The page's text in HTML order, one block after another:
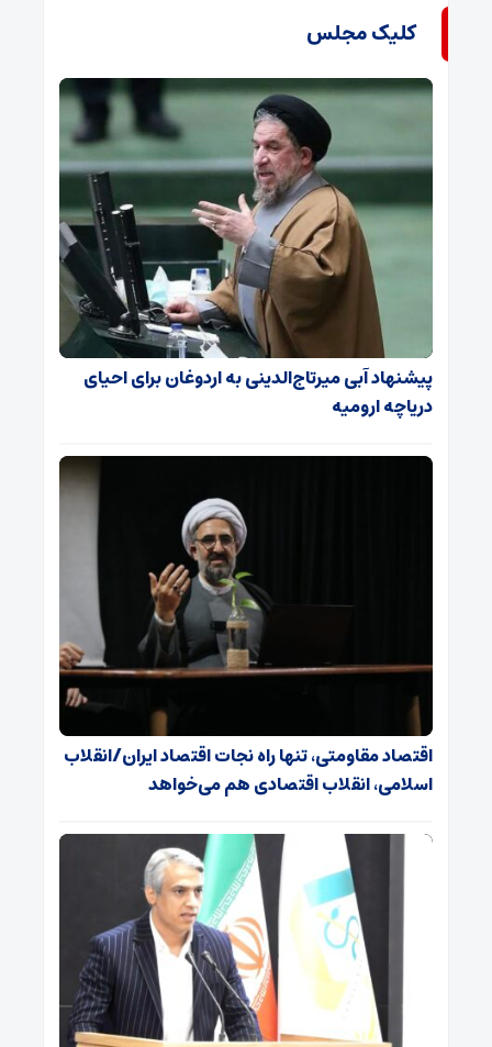
کلیک مجلس
پیشنهاد آبی میرتاج‌الدینی‌ به اردوغان برای احیای
دریاچه ارومیه
اقتصاد مقاومتی، تنها راه نجات اقتصاد ایران/انقلاب
اسلامی، انقلاب اقتصادی هم می‌خواهد